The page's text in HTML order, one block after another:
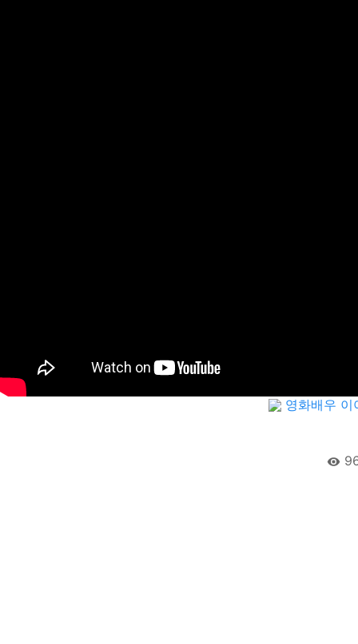
영화배우